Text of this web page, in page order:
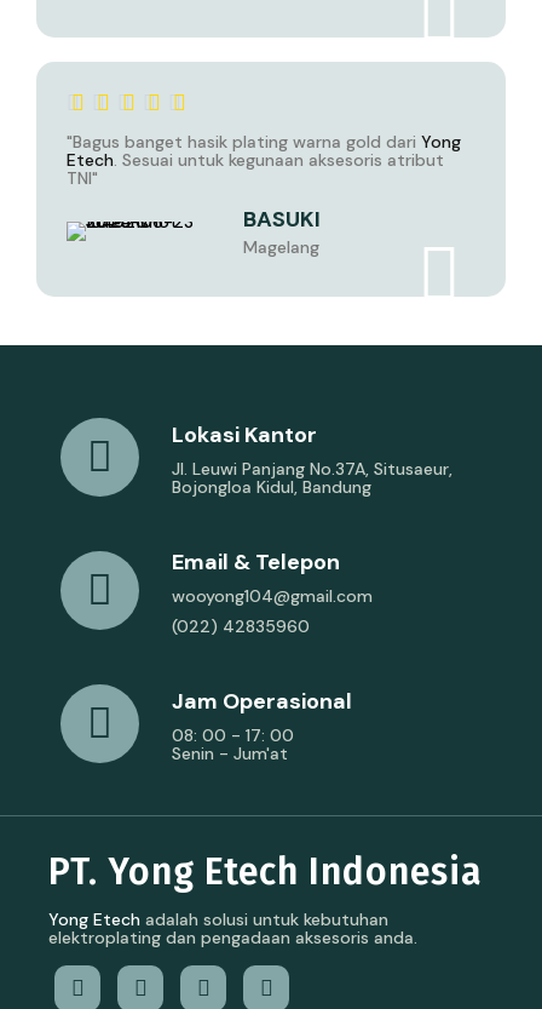
"Bagus banget hasik plating warna gold dari Yong
Etech. Sesuai untuk kegunaan aksesoris atribut
TNI"
BASUKI
Magelang
Lokasi Kantor
Jl. Leuwi Panjang No.37A, Situsaeur,
Bojongloa Kidul, Bandung
Email & Telepon
wooyong104@gmail.com
(022) 42835960
Jam Operasional
08: 00 - 17: 00
Senin - Jum'at
PT. Yong Etech Indonesia
Yong Etech adalah solusi untuk kebutuhan
elektroplating dan pengadaan aksesoris anda.